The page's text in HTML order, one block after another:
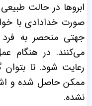
ابروها در حالت
صورت خدادادی با
جهتی منحصر به
می‌کنند. در هنگام
رعایت شود. تا
ممکن حاصل شده و
نشده.